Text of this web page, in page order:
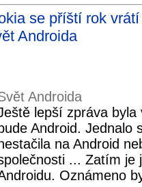
se příští rok
Androida
Androida
lepší zpráva
bude Android. Jednalo
na Android
... Zatím je
Oznámeno